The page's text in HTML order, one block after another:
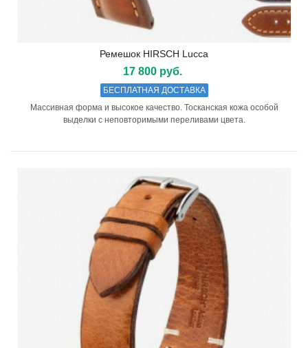
Ремешок HIRSCH Lucca
17 800 руб.
БЕСПЛАТНАЯ ДОСТАВКА
Массивная форма и высокое качество. Тосканская кожа особой
выделки с неповторимыми переливами цвета.